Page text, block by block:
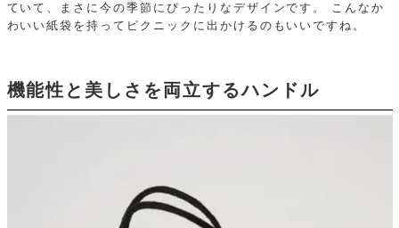
ていて、まさに今の季節にぴったりなデザインです。
こんなか
わいい紙袋を持ってピクニックに出かけるのもいいですね。
機能性と美しさを両立するハンドル